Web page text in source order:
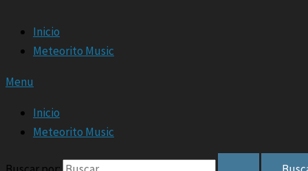
Inicio
Meteorito Music
Menu
Inicio
Meteorito Music